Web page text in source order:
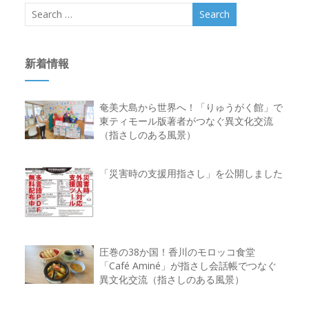
新着情報
奄美大島から世界へ！「りゅうがく館」で
東ティモール版著者がつなぐ異文化交流
（指さしのある風景）
「災害時の支援用指さし」を公開しました
圧巻の38か国！香川のモロッコ食堂
「Café Aminé」が指さし会話帳でつなぐ
異文化交流（指さしのある風景）